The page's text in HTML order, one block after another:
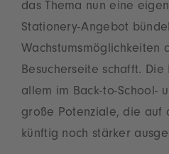
das Thema nun eine
Stationery-Angebot
Wachstumsmöglichkeiten
Besucherseite schafft.
allem im Back-to-School-
große Potenziale, die auf
künftig noch stärker